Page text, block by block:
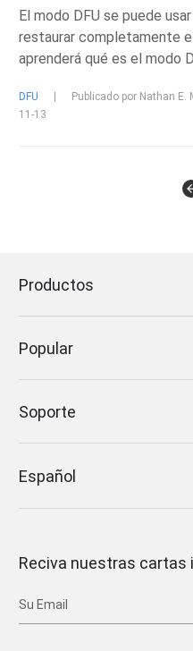
El modo DFU se puede
restaurar completamente
aprenderá qué es el modo
DFU Publicado por Nathan E.
11-13
Productos
Popular
Soporte
Español
Reciva nuestras cartas